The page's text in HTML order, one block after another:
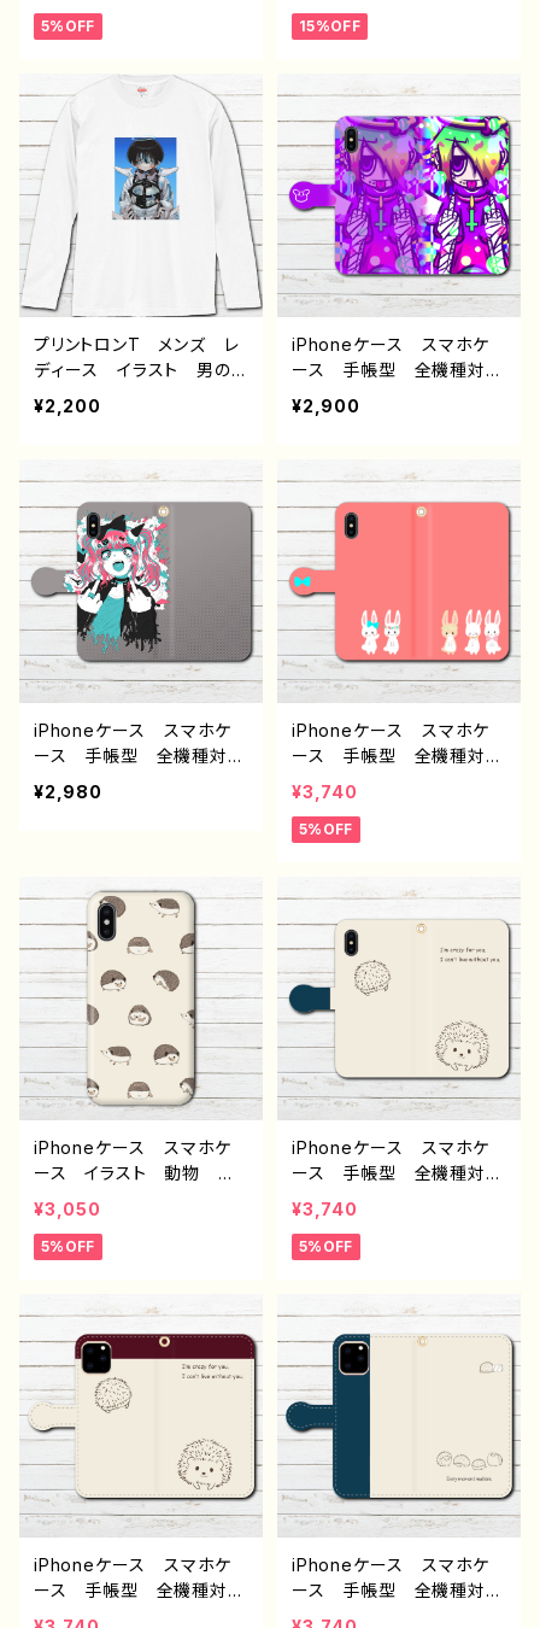
3/12/11 AQUOS Xperi
Android 人気 オリジ
ナル デザイン グッズ
個性的 おすすめ クリエ
イター イラストレーター
絵師 タイトル：蝶々とハリ
ネズミスマホケース 作：H
anami F-5
5%OFF
個性的 イラストレータ
ン グッズ タイトル：林檎
とハリネズミTシャツ 作：H
anami B-2
15%OFF
プリントロンT メンズ レ
ディース イラスト 男の
子 イケメン ショタ サッ
カー 少年 かわいい か
個性的 おすすめ 人気
オリジナル デザイン グッ
ズ 白 長袖Tシャツ ロ
ングTシャツ タイトル：病
弱天使蹴球部 作：風邪早
僕（ぼく）
¥2,200
iPhoneケース スマホケ
ース 手帳型 全機種対
応 イラスト 可愛い女の
子 おしゃれ服 かっこい
いい ゆるかわ ゆるい
キャラクター レディース
女子 iPhone15/14/13/12
AQUOS sense 4 5 6
Xperia Googlepixel A
ndroid アンドロイド ケ
ース 個性的 おすすめ
病みかわいい メンヘラ
ヤンデレ ピアス 人気
イラストレーター クリエイ
ター 絵師 グッズ タイ
作：プラネ
¥2,900
iPhoneケース スマホケ
ース 手帳型 全機種対
応 イラスト 可愛い女の
子 おしゃれ服 かっこい
one15/14/13/12/11 AQU
OS sense 4 5 6 Xperia
Googlepixel Galaxy
Android アンドロイ
ド ケース 個性的 おす
すめ ツインテール ピア
ス 人気 イラストレータ
ー クリエイター 絵師
オリジナル デザイン グッ
ズ タイトル：FUCK-Mint
- 作：赤ZUKIN
¥2,980
iPhoneケース スマホケ
ース 手帳型 全機種対
応 おしゃれ かわいい
動物 イラスト うさぎ
シンプル 可愛い ゆるか
a Googlepixel Galaxy
Android 人気 オリジ
ナル デザイン グッズ
おすすめ 個性的 人気
イラストレーター クリエイ
ター 絵師 Android ア
ンドロイド ケース タイト
ル：うさぎいっぱい♪手帳型
iPhone,Androidケース
作：Hanami F-5
¥3,740
5%OFF
iPhoneケース スマホケ
ース イラスト 動物 ハ
リネズミ ゆるかわ シン
プル 大人女子 レディー
ス iPhone17/16/15/14/1
ドロイド ケース おすす
め 人気 クリエイター
イラストレーター 絵師
オリジナル デザイン グッ
ズ タイトル：ハリネズミい
っぱい（ベージュ） 作：Ha
nami F-5
¥3,050
5%OFF
iPhoneケース スマホケ
ース 手帳型 全機種対
応 おしゃれ 動物 イラ
スト ハリネズミ シンプ
ル おしゃれ かわいい
eria Googlepixel Gal
axy 人気 オリジナル
デザイン グッズ スマホ
カバー iPhone 携帯
カバー おすすめ 個性
的 人気 イラストレータ
ー クリエイター 絵師
Android アンドロイド
ケース タイトル：ハリネズ
ミ 青 作：Hanami F-5
¥3,740
5%OFF
iPhoneケース スマホケ
ース 手帳型 全機種対
応 おしゃれ 動物 イラ
iPhoneケース スマホケ
ース 手帳型 全機種対
応 動物 イラスト ハリ